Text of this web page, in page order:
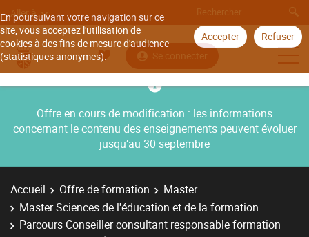
En poursuivant votre navigation sur ce
site, vous acceptez l'utilisation de
cookies à des fins de mesure d'audience
(statistiques anonymes).
Accepter Refuser
Aller à
Se connecter
Offre en cours de modification : les informations
concernant le contenu des enseignements peuvent évoluer
jusqu’au 30 septembre
Accueil Offre de formation
Master
Master Sciences de l'éducation et de la formation
Parcours Conseiller consultant responsable formation